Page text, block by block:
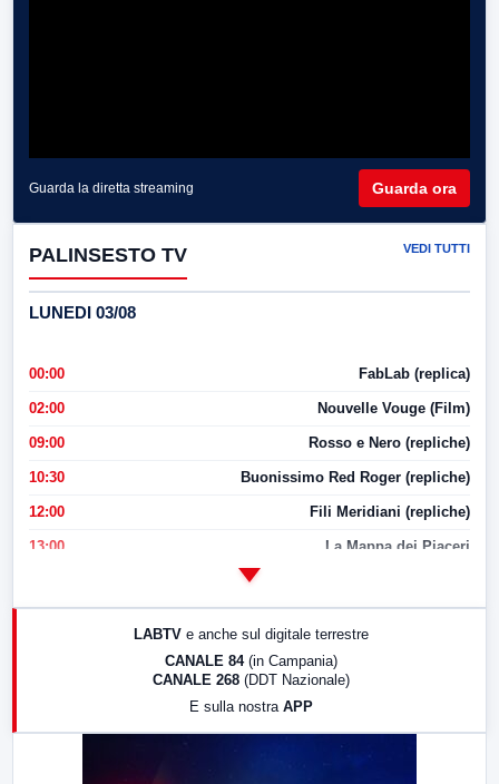
Guarda la diretta streaming Guarda ora
PALINSESTO TV VEDI TUTTI
LUNEDI 03/08
00:00 FabLab (replica)
02:00 Nouvelle Vouge (Film)
09:00 Rosso e Nero (repliche)
10:30 Buonissimo Red Roger (repliche)
12:00 Fili Meridiani (repliche)
13:00 La Mappa dei Piaceri
LABTV e anche sul digitale terrestre
CANALE 84 (in Campania)
CANALE 268 (DDT Nazionale)
E sulla nostra APP